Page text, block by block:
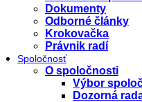
Dokumenty
Odborné články
Krokovačka
Právnik radí
Spoločnosť
O spoločnosti
Výbor
Dozorná